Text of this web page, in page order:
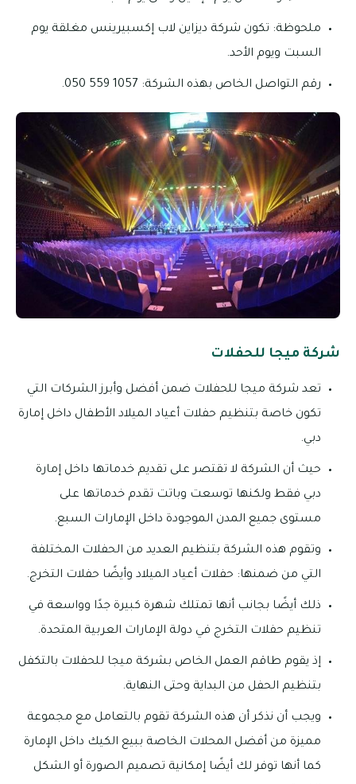
ملحوظة: تكون شركة ديزاين لاب إكسبيرينس مغلقة يوم
السبت ويوم الأحد.
رقم التواصل الخاص بهذه الشركة: 1057 559 050.
شركة ميجا للحفلات
تعد شركة ميجا للحفلات ضمن أفضل وأبرز الشركات التي
تكون خاصة بتنظيم حفلات أعياد الميلاد الأطفال داخل إمارة
دبي.
حيث أن الشركة لا تقتصر على تقديم خدماتها داخل إمارة
دبي فقط ولكنها توسعت وباتت تقدم خدماتها على
مستوى جميع المدن الموجودة داخل الإمارات السبع.
وتقوم هذه الشركة بتنظيم العديد من الحفلات المختلفة
التي من ضمنها: حفلات أعياد الميلاد وأيضًا حفلات التخرج.
ذلك أيضًا بجانب أنها تمتلك شهرة كبيرة جدًا وواسعة في
تنظيم حفلات التخرج في دولة الإمارات العربية المتحدة.
إذ يقوم طاقم العمل الخاص بشركة ميجا للحفلات بالتكفل
بتنظيم الحفل من البداية وحتى النهاية.
ويجب أن نذكر أن هذه الشركة تقوم بالتعامل مع مجموعة
مميزة من أفضل المحلات الخاصة ببيع الكيك داخل الإمارة
كما أنها توفر لك أيضًا إمكانية تصميم الصورة أو الشكل